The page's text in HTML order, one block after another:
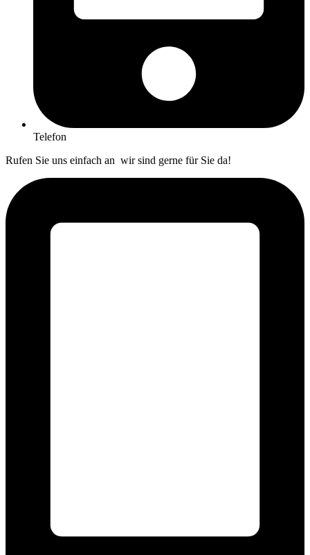
Telefon
Rufen Sie uns einfach an wir sind gerne für Sie da!